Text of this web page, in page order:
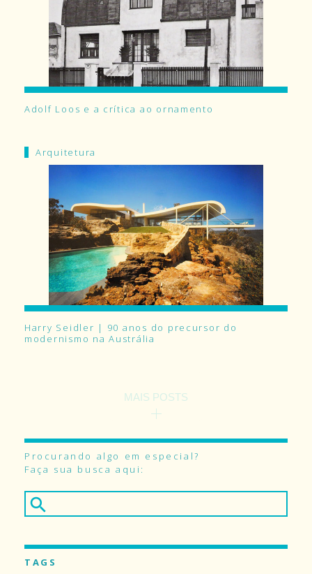
Adolf Loos e a crítica ao ornamento
Arquitetura
Harry Seidler | 90 anos do precursor do
modernismo na Austrália
MAIS POSTS
Procurando algo em especial?
Faça sua busca aqui:
TAGS